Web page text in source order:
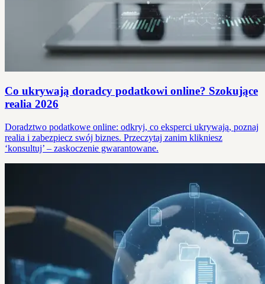
Co ukrywają doradcy podatkowi online? Szokujące
realia 2026
Doradztwo podatkowe online: odkryj, co eksperci ukrywają, poznaj
realia i zabezpiecz swój biznes. Przeczytaj zanim klikniesz
‘konsultuj’ – zaskoczenie gwarantowane.